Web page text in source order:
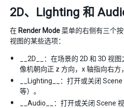
2D、Lighting 和
在 Render Mode菜单的右侧有三个
视图的某些选项：
__2D__：在场景的 2D 和 3D 视
像机朝向正 z 方向，x 轴指向右方
__Lighting__：打开或关闭
等）。
__Audio__：打开或关闭 Scene